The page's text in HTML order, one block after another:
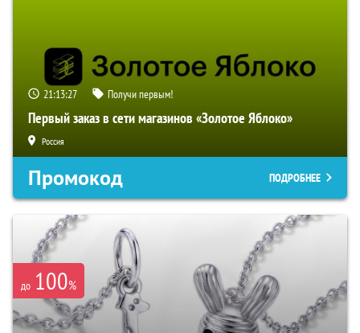
21:13:26 Получи первым!
Первый заказ в сети магазинов «Золотое Яблоко»
Россия
Промокод ПОДРОБНЕЕ
до 100%